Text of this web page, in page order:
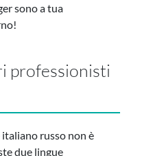
sono a tua
professionisti
russo non è
due lingue